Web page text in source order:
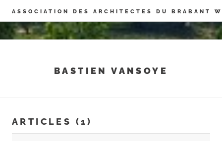
Panneau de gestion des cookies
ASSOCIATION DES ARCHITECTES DU BRABANT
BASTIEN VANSOYE
ARTICLES (1)